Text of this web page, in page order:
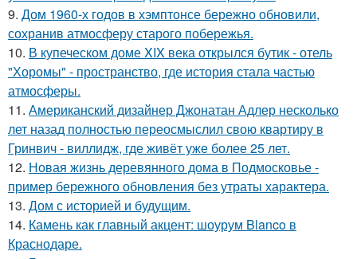
9. Дом 1960-х годов в хэмптонсе бережно обновили,
сохранив атмосферу старого побережья.
10. В купеческом доме XIX века открылся бутик - отель
"Хоромы" - пространство, где история стала частью
атмосферы.
11. Американский дизайнер Джонатан Адлер несколько
лет назад полностью переосмыслил свою квартиру в
Гринвич - виллидж, где живёт уже более 25 лет.
12. Новая жизнь деревянного дома в Подмосковье -
пример бережного обновления без утраты характера.
13. Дом с историей и будущим.
14. Камень как главный акцент: шоурум Blanco в
Краснодаре.